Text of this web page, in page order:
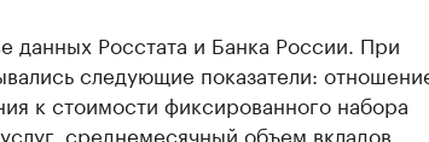
данных Росстата и Банка России. При
следующие показатели:
к стоимости фиксированного набора
среднемесячный объем вкладов